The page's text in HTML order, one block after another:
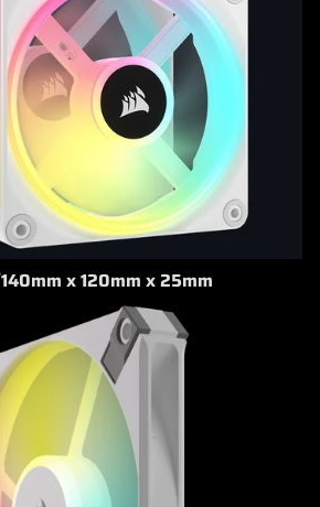
x 120mm x 25mm